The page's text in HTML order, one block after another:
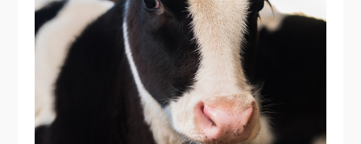
“NÃO CHEGUEI AO TOPO DA CADEIA
ALIMENTAR PARA COMER ALFACE”